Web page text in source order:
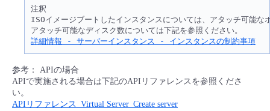
すべてのメニューを見る
管理機能
すべてのメニューを見る
モニタリング/監査
サポート
- 新規お申し込み方法
- ユーザー機能の管理
- データと分析
- IoT
- マルチクラウド利用
- リモートワーク
メンテナンス予定
定期メンテナンス
販売パートナー向けプログラム
協業パートナー
トレーニング/操作動画
脱炭素化
注釈
ISOイメージブートしたインスタンスについては、アタッチ可能な
詳細情報 - サーバーインスタンス - インスタンスの制約事項
参考： APIの場合
APIで実施される場合は下記のAPIリファレンスを参照くださ
い。
APIリファレンス_Virtual Server_Create server